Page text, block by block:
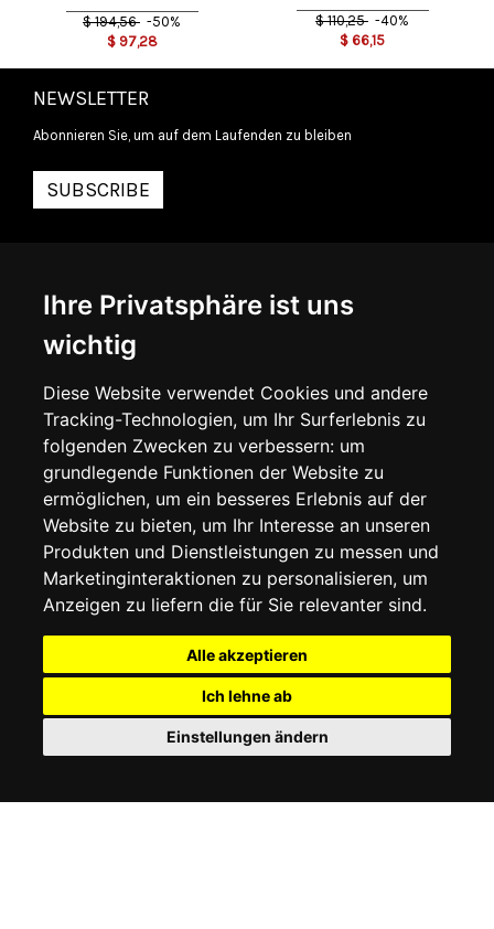
Ihre Privatsphäre ist uns
wichtig
Diese Website verwendet Cookies und andere
Tracking-Technologien, um Ihr Surferlebnis zu
folgenden Zwecken zu verbessern: um
grundlegende Funktionen der Website zu
ermöglichen, um ein besseres Erlebnis auf der
Website zu bieten, um Ihr Interesse an unseren
Produkten und Dienstleistungen zu messen und
Marketinginteraktionen zu personalisieren, um
Anzeigen zu liefern die für Sie relevanter sind.
Alle akzeptieren
Ich lehne ab
Einstellungen ändern
$ 194,56 -50%
$ 97,28
$ 110,25 -40%
$ 66,15
NEWSLETTER
Abonnieren Sie, um auf dem Laufenden zu bleiben
SUBSCRIBE
ÜBER UNS
KONTAKTIEREN SIE UNS
ALLGEMEINE GESCHÄFTSBEDINGUNGEN
LIEFERINFORMATIONEN
DATENSCHUTZERKLÄRUNG
COOKIE-RICHTLINIE
MEIN KONTO
BESTELLVERLAUF
ADRESSBUCH
WUNSCHLISTE
SOCIAL
Kontaktieren Sie uns